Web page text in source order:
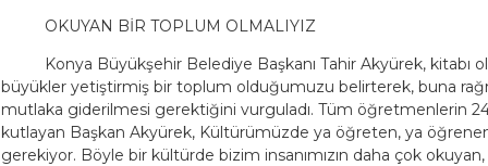
OKUYAN BİR TOPLUM OLMALIYIZ
Konya Büyükşehir Belediye Başkanı Tahir Akyürek, kitabı
büyükler yetiştirmiş bir toplum olduğumuzu belirterek, buna
mutlaka giderilmesi gerektiğini vurguladı. Tüm öğretmenlerin
kutlayan Başkan Akyürek, Kültürümüzde ya öğreten, ya
gerekiyor. Böyle bir kültürde bizim insanımızın daha çok